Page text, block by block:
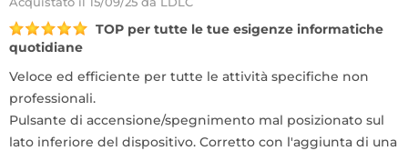
TOP per tutte le tue esigenze informatiche
quotidiane
Veloce ed efficiente per tutte le attività specifiche non
professionali.
Pulsante di accensione/spegnimento mal posizionato sul
lato inferiore del dispositivo. Corretto con l'aggiunta di una